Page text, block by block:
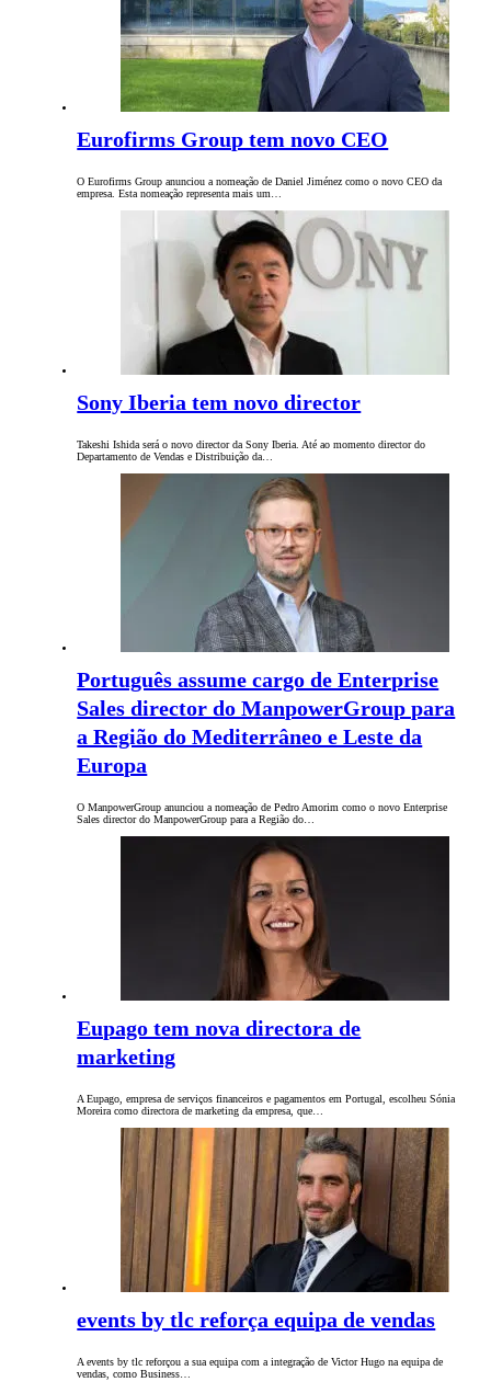
Eurofirms Group tem novo CEO
O Eurofirms Group anunciou a nomeação de Daniel Jiménez como o novo CEO da
empresa. Esta nomeação representa mais um…
Sony Iberia tem novo director
Takeshi Ishida será o novo director da Sony Iberia. Até ao momento director do
Departamento de Vendas e Distribuição da…
Português assume cargo de Enterprise
Sales director do ManpowerGroup para
a Região do Mediterrâneo e Leste da
Europa
O ManpowerGroup anunciou a nomeação de Pedro Amorim como o novo Enterprise
Sales director do ManpowerGroup para a Região do…
Eupago tem nova directora de
marketing
A Eupago, empresa de serviços financeiros e pagamentos em Portugal, escolheu Sónia
Moreira como directora de marketing da empresa, que…
events by tlc reforça equipa de vendas
A events by tlc reforçou a sua equipa com a integração de Victor Hugo na equipa de
vendas, como Business…